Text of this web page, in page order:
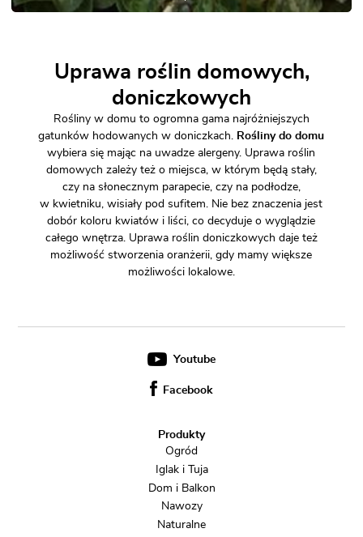
Uprawa roślin domowych,
doniczkowych
Rośliny w domu to ogromna gama najróżniejszych
gatunków hodowanych w doniczkach. Rośliny do domu
wybiera się mając na uwadze alergeny. Uprawa roślin
domowych zależy też o miejsca, w którym będą stały,
czy na słonecznym parapecie, czy na podłodze,
w kwietniku, wisiały pod sufitem. Nie bez znaczenia jest
dobór koloru kwiatów i liści, co decyduje o wyglądzie
całego wnętrza. Uprawa roślin doniczkowych daje też
możliwość stworzenia oranżerii, gdy mamy większe
możliwości lokalowe.
Youtube
Facebook
Produkty
Ogród
Iglak i Tuja
Dom i Balkon
Nawozy
Naturalne